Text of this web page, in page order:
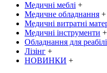
Медичні меблі +
Медичне обладнання +
Медичні витратні
Медичні інструменти +
Обладнання для
Лізінг +
НОВИНКИ +